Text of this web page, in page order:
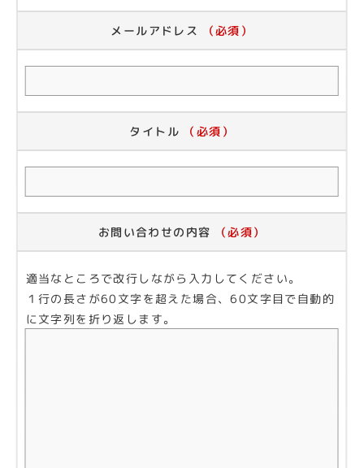
メールアドレス （必須）
タイトル （必須）
お問い合わせの内容 （必須）
適当なところで改行しながら入力してください。
１行の長さが60文字を超えた場合、60文字目で自動的
に文字列を折り返します。